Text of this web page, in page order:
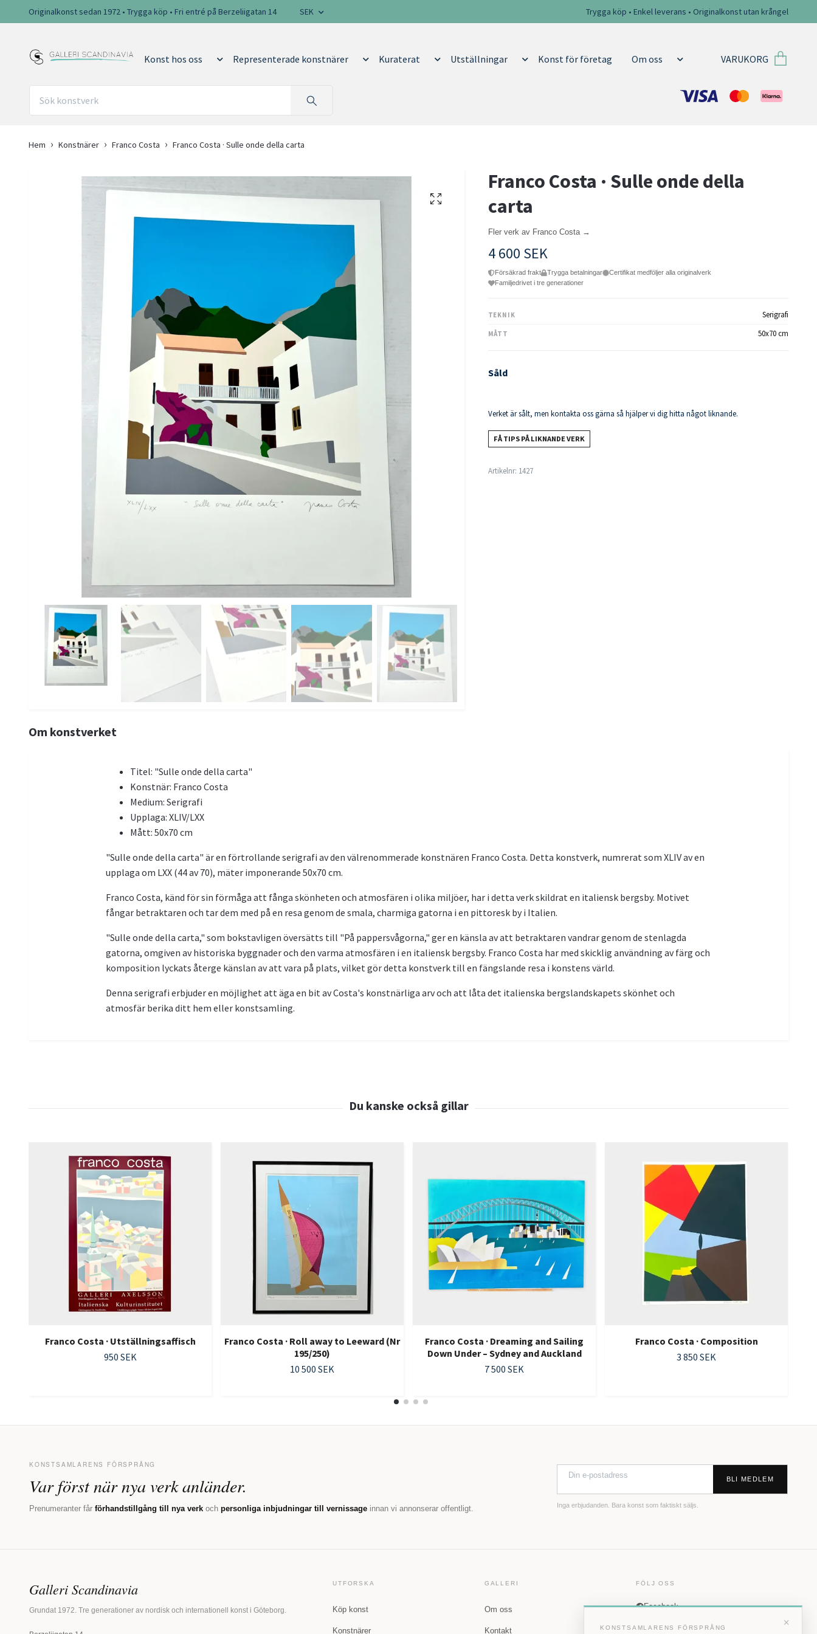
Originalkonst sedan 1972 • Trygga köp • Fri entré på Berzeliigatan 14 SEK Trygga köp • Enkel leverans • Originalkonst utan krångel
Konst hos oss Representerade konstnärer Kuraterat Utställningar Konst för företag Om oss VARUKORG
Hem Konstnärer Franco Costa Franco Costa · Sulle onde della carta
Franco Costa · Sulle onde della
carta
Fler verk av Franco Costa →
4 600 SEK
Försäkrad frakt Trygga betalningar
Certifikat medföljer alla originalverk
Familjedrivet i tre generationer
TEKNIK Serigrafi
MÅTT 50x70 cm
Såld
Verket är sålt, men kontakta oss gärna så hjälper vi dig hitta något liknande.
FÅ TIPS PÅ LIKNANDE VERK
Artikelnr: 1427
Om konstverket
Titel: "Sulle onde della carta"
Konstnär: Franco Costa
Medium: Serigrafi
Upplaga: XLIV/LXX
Mått: 50x70 cm
"Sulle onde della carta" är en förtrollande serigrafi av den välrenommerade konstnären Franco Costa. Detta konstverk, numrerat som XLIV av en
upplaga om LXX (44 av 70), mäter imponerande 50x70 cm.
Franco Costa, känd för sin förmåga att fånga skönheten och atmosfären i olika miljöer, har i detta verk skildrat en italiensk bergsby. Motivet
fångar betraktaren och tar dem med på en resa genom de smala, charmiga gatorna i en pittoresk by i Italien.
"Sulle onde della carta," som bokstavligen översätts till "På pappersvågorna," ger en känsla av att betraktaren vandrar genom de stenlagda
gatorna, omgiven av historiska byggnader och den varma atmosfären i en italiensk bergsby. Franco Costa har med skicklig användning av färg och
komposition lyckats återge känslan av att vara på plats, vilket gör detta konstverk till en fängslande resa i konstens värld.
Denna serigrafi erbjuder en möjlighet att äga en bit av Costa's konstnärliga arv och att låta det italienska bergslandskapets skönhet och
atmosfär berika ditt hem eller konstsamling.
Franco Costa · Utställningsaffisch
950 SEK
Franco Costa · Roll away to Leeward (Nr
195/250)
10 500 SEK
Franco Costa · Dreaming and Sailing
Down Under – Sydney and Auckland
7 500 SEK
Franco Costa · Composition
3 850 SEK
KONSTSAMLARENS FÖRSPRÅNG
Var först när nya verk anländer.
Prenumeranter får förhandstillgång till nya verk och personliga inbjudningar till vernissage innan vi annonserar offentligt.
BLI MEDLEM
Inga erbjudanden. Bara konst som faktiskt säljs.
Galleri Scandinavia
Grundat 1972. Tre generationer av nordisk och internationell konst i Göteborg.
UTFORSKA
Köp konst
Konstnärer
GALLERI
Om oss
Kontakt
FÖLJ OSS
Facebook
×
KONSTSAMLARENS FÖRSPRÅNG